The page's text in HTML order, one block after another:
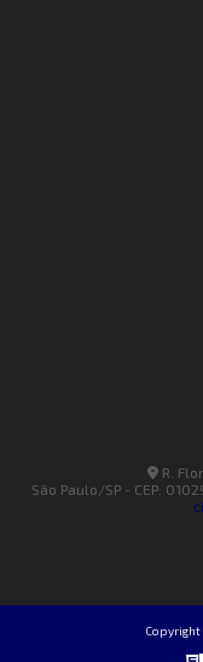
R.
São Paulo/SP - CEP:
Copyright